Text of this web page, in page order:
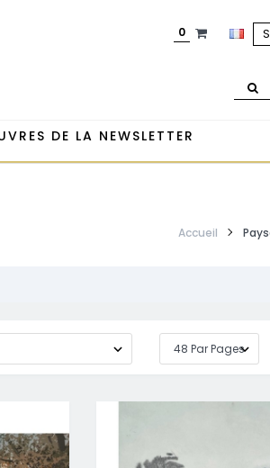
0
DE LA NEWSLETTER
Accueil